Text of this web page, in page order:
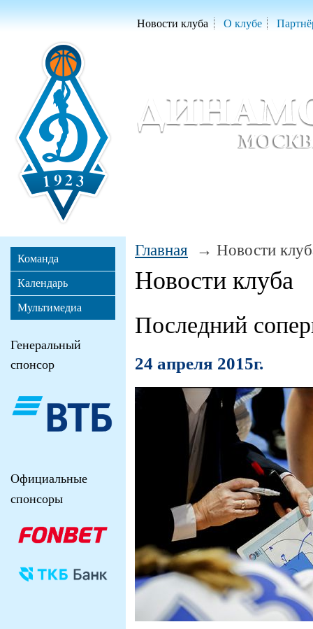
Новости клуба О клубе
Главная Новости
Новости клуба
Последний
24 апреля 2015г.
Команда
Календарь
Мультимедиа
Генеральный
спонсор
Официальные
спонсоры